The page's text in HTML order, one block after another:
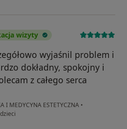
wizyty
wyjaśnil problem i
dokładny, spokojny i
z całego serca
I MEDYCYNA ESTETYCZNA •